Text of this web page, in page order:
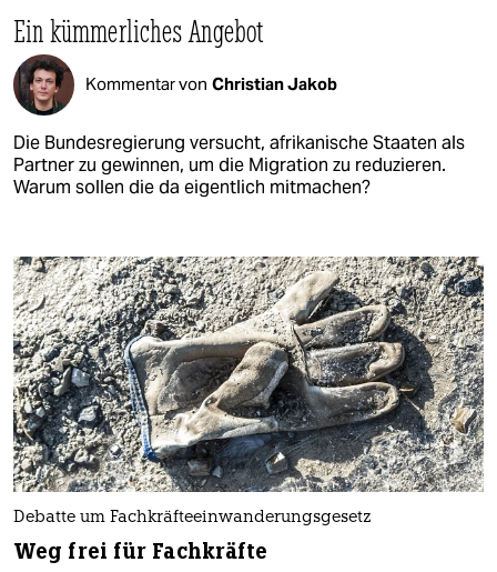
Ein kümmerliches Angebot
Kommentar von Christian Jakob
Die Bundesregierung versucht, afrikanische Staaten als
Partner zu gewinnen, um die Migration zu reduzieren.
Warum sollen die da eigentlich mitmachen?
Debatte um Fachkräfteeinwanderungsgesetz
Weg frei für Fachkräfte